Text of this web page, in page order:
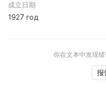
成立日期
1927 год
你在文本中发现
报